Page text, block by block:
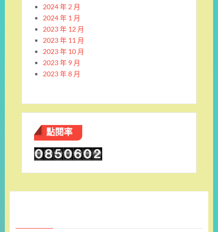
2024 年 2 月
2024 年 1 月
2023 年 12 月
2023 年 11 月
2023 年 10 月
2023 年 9 月
2023 年 8 月
點閱率